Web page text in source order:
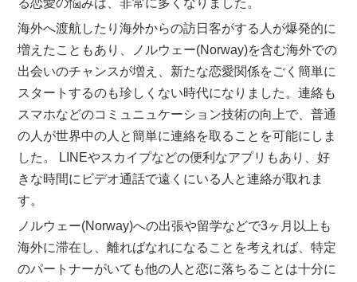
る恋愛の悩みは、非常に多くなりました。
海外へ渡航したり海外からの訪日客がする人が爆発的に
増えたこともあり、ノルウェー(Norway)を含む海外での
出会いのチャンスが増え、新たな恋愛関係をごく簡単に
スタートするのも珍しくない時代になりました。連絡も
スマホなどのコミュニュケーション技術の向上で、普通
の人が世界中の人と簡単に連絡を取ることを可能にしま
した。 LINEやスカイプなどの便利なアプリもあり、好
きな時間にビデオ通話で遠くにいる人と連絡が取れま
す。
ノルウェー(Norway)への出張や留学などで3ヶ月以上も
海外に滞在し、離ればなれになることを考えれば、特定
のパートナーがいても他の人と恋に落ちることは十分に